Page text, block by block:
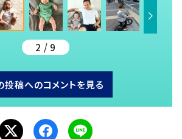
2 / 9
投稿へのコメントを見る